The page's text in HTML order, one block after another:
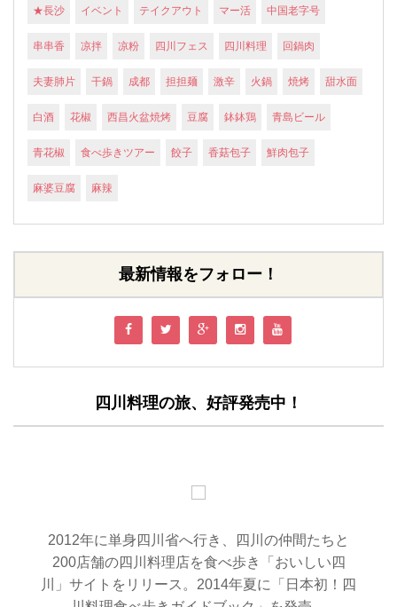
★長沙 イベント テイクアウト マー活 中国老字号
串串香 凉拌 凉粉 四川フェス 四川料理 回鍋肉
夫妻肺片 干鍋 成都 担担麺 激辛 火鍋 焼烤 甜水面
白酒 花椒 西昌火盆焼烤 豆腐 鉢鉢鶏 青島ビール
青花椒 食べ歩きツアー 餃子 香菇包子 鮮肉包子
麻婆豆腐 麻辣
最新情報をフォロー！
四川料理の旅、好評発売中！
2012年に単身四川省へ行き、四川の仲間たちと
200店舗の四川料理店を食べ歩き「おいしい四
川」サイトをリリース。2014年夏に「日本初！四